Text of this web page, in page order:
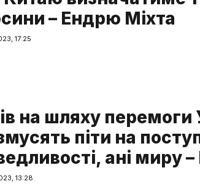
– Ендрю Міхта
17:25
на шляху перемоги
піти на
ані миру
13:28